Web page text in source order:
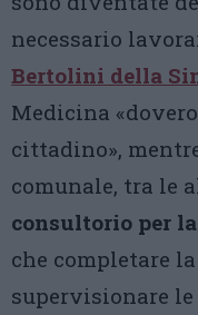
necessario
Bertolini della
Medicina
cittadino»,
comunale, tra le
consultorio per
che completare
supervisionare